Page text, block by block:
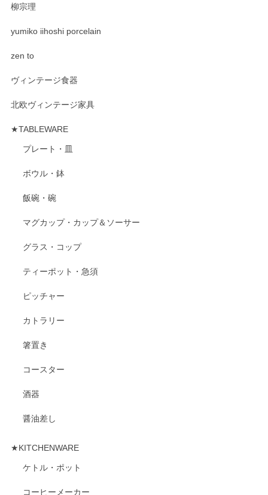
柳宗理
yumiko iihoshi porcelain
zen to
ヴィンテージ食器
北欧ヴィンテージ家具
★TABLEWARE
プレート・皿
ボウル・鉢
飯碗・碗
マグカップ・カップ＆ソーサー
グラス・コップ
ティーポット・急須
ピッチャー
カトラリー
箸置き
コースター
酒器
醤油差し
★KITCHENWARE
ケトル・ポット
コーヒーメーカー